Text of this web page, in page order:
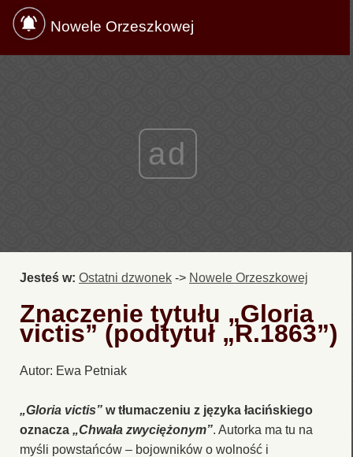
Nowele Orzeszkowej
ad
Jesteś w: Ostatni dzwonek -> Nowele Orzeszkowej
Znaczenie tytułu „Gloria
victis” (podtytuł „R.1863”)
Autor: Ewa Petniak
„Gloria victis” w tłumaczeniu z języka łacińskiego
oznacza „Chwała zwyciężonym”. Autorka ma tu na
myśli powstańców – bojowników o wolność i